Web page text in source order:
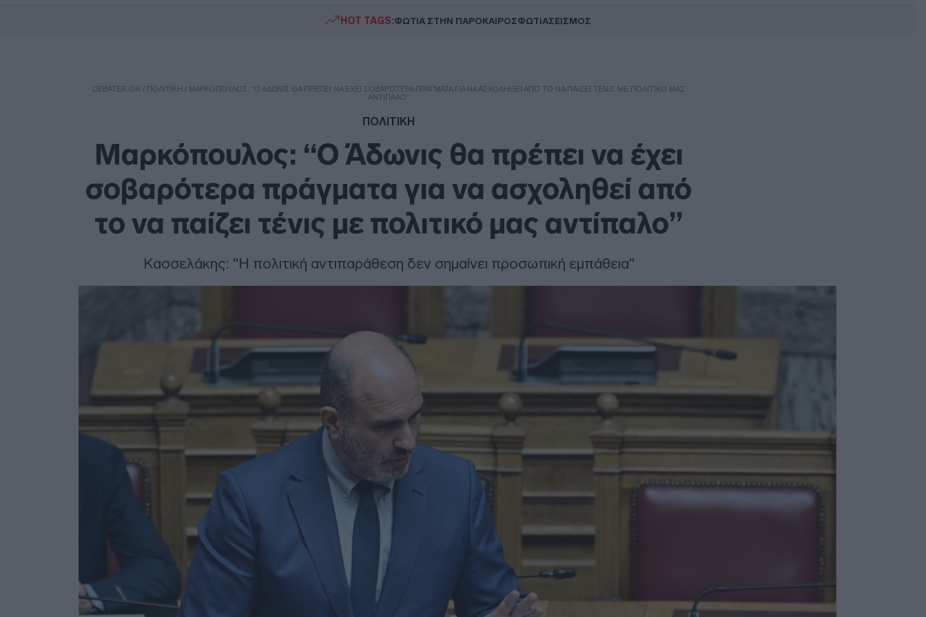
HOT TAGS:ΦΩΤΙΑ ΣΤΗΝ ΠΑΡΟΚΑΙΡΟΣΦΩΤΙΑΣΕΙΣΜΟΣ
DEBATER.GR / ΠΟΛΙΤΙΚΗ / ΜΑΡΚΌΠΟΥΛΟΣ: “Ο ΆΔΩΝΙΣ ΘΑ ΠΡΈΠΕΙ ΝΑ ΈΧΕΙ ΣΟΒΑΡΌΤΕΡΑ ΠΡΆΓΜΑΤΑ ΓΙΑ ΝΑ ΑΣΧΟΛΗΘΕΊ ΑΠΌ ΤΟ ΝΑ ΠΑΊΖΕΙ ΤΈΝΙΣ ΜΕ ΠΟΛΙΤΙΚΌ ΜΑΣ
ΑΝΤΊΠΑΛΟ”
ΠΟΛΙΤΙΚΗ
Μαρκόπουλος: “Ο Άδωνις θα πρέπει να έχει
σοβαρότερα πράγματα για να ασχοληθεί από
το να παίζει τένις με πολιτικό μας αντίπαλο”
Κασσελάκης: "Η πολιτική αντιπαράθεση δεν σημαίνει προσωπική εμπάθεια"